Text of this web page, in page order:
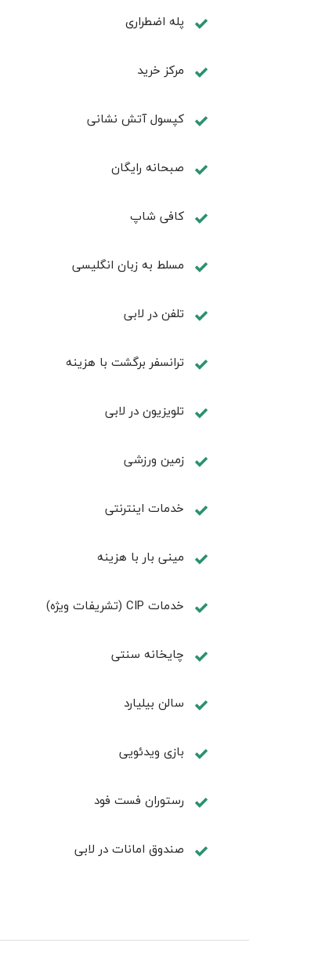
پله اضطراری
مرکز خرید
کپسول آتش نشانی
صبحانه رایگان
كافی شاپ
مسلط به زبان انگليسی
تلفن در لابی
ترانسفر برگشت با هزینه
تلویزیون در لابی
زمین ورزشی
خدمات اینترنتی
مینی بار با هزینه
خدمات CIP (تشریفات ویژه)
چايخانه سنتی
سالن بيليارد
بازی ویدئویی
رستوران فست فود
صندوق امانات در لابی